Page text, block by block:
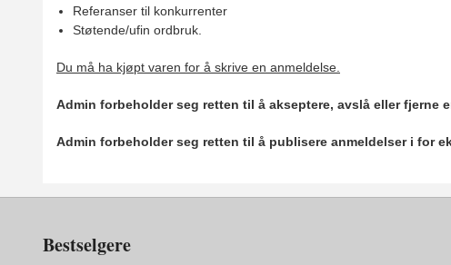
Referanser til konkurrenter
Støtende/ufin ordbruk.
Du må ha kjøpt varen for å skrive en anmeldelse.
Admin forbeholder seg retten til å akseptere, avslå eller fjerne
Admin forbeholder seg retten til å publisere anmeldelser i for
Bestselgere